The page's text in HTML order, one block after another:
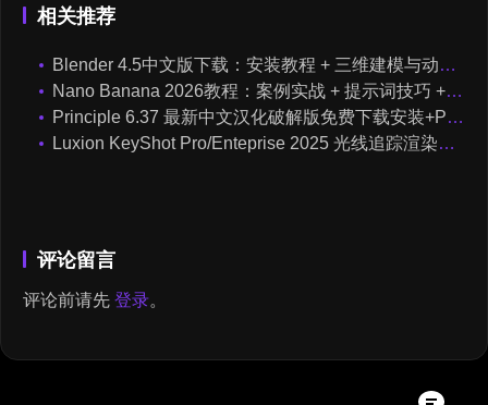
相关推荐
Blender 4.5中文版下载：安装教程 + 三维建模与动画入门课程（Win/Mac）
Nano Banana 2026教程：案例实战 + 提示词技巧 + 入门到精通指南
Principle 6.37 最新中文汉化破解版免费下载安装+Principle交互动画动效学习全套教程课程
Luxion KeyShot Pro/Enteprise 2025 光线追踪渲染软件中文破解版下载【Win/Mac】+Keyshot工业产品后期渲染视频教程
评论留言
评论前请先 登录。